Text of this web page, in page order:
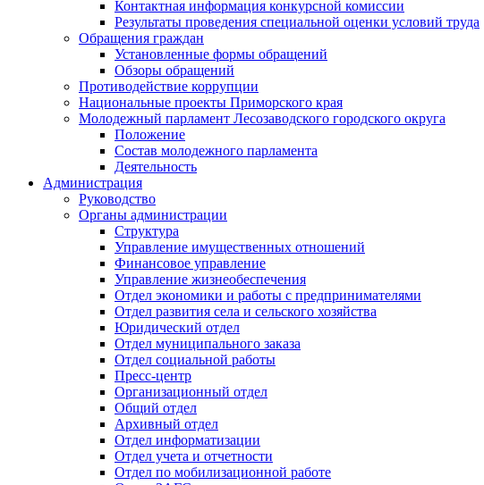
Контактная информация конкурсной комиссии
Результаты проведения специальной оценки условий труда
Обращения граждан
Установленные формы обращений
Обзоры обращений
Противодействие коррупции
Национальные проекты Приморского края
Молодежный парламент Лесозаводского городского округа
Положение
Состав молодежного парламента
Деятельность
Администрация
Руководство
Органы администрации
Структура
Управление имущественных отношений
Финансовое управление
Управление жизнеобеспечения
Отдел экономики и работы с предпринимателями
Отдел развития села и сельского хозяйства
Юридический отдел
Отдел муниципального заказа
Отдел социальной работы
Пресс-центр
Организационный отдел
Общий отдел
Архивный отдел
Отдел информатизации
Отдел учета и отчетности
Отдел по мобилизационной работе